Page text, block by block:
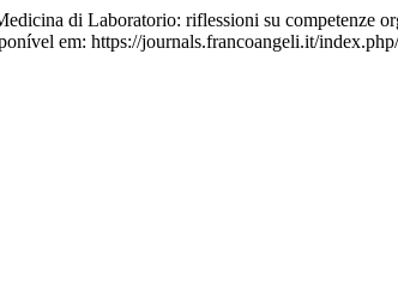
di Laboratorio: riflessioni su competenze
em: https://journals.francoangeli.it/